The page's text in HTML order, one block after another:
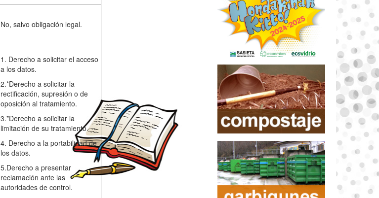
No, salvo obligación legal.
1. Derecho a solicitar el acceso
a los datos.
2.*Derecho a solicitar la
rectificación, supresión o de
oposición al tratamiento.
3.*Derecho a solicitar la
limitación de su tratamiento.
4. Derecho a la portabilidad de
los datos.
5.Derecho a presentar
reclamación ante las
autoridades de control.